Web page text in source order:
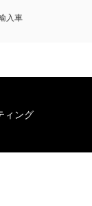
入車
ィング